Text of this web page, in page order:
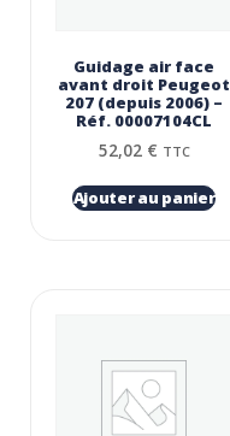
Guidage air face
avant droit Peugeot
207 (depuis 2006) –
Réf. 00007104CL
52,02 € TTC
Ajouter au panier